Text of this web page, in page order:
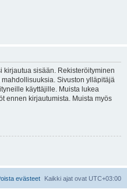
kirjautua sisään. Rekisteröityminen
Sivuston ylläpitäjä
käyttäjille. Muista lukea
ennen kirjautumista. Muista myös
Kaikki ajat ovat UTC+03:00
evästeet